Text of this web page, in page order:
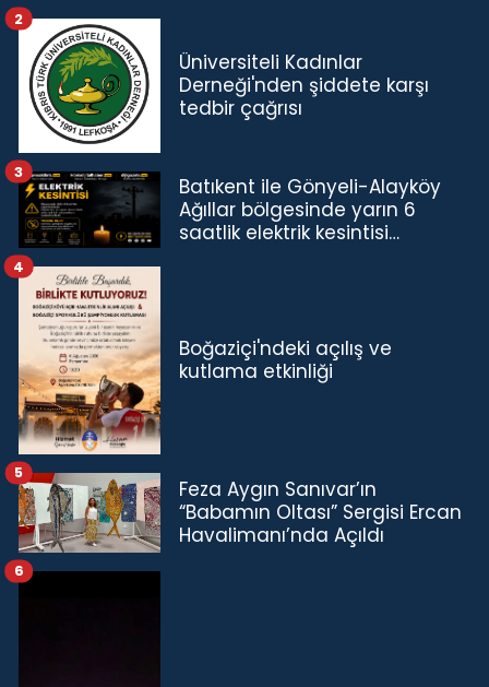
Üniversiteli Kadınlar
Derneği'nden şiddete karşı
tedbir çağrısı
2
Batıkent ile Gönyeli-Alayköy
Ağıllar bölgesinde yarın 6
saatlik elektrik kesintisi…
3
Boğaziçi'ndeki açılış ve
kutlama etkinliği
4
Feza Aygın Sanıvar’ın
“Babamın Oltası” Sergisi Ercan
Havalimanı’nda Açıldı
5
6